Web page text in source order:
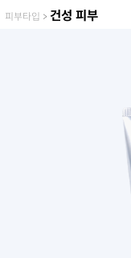
피부타입 > 건성 피부